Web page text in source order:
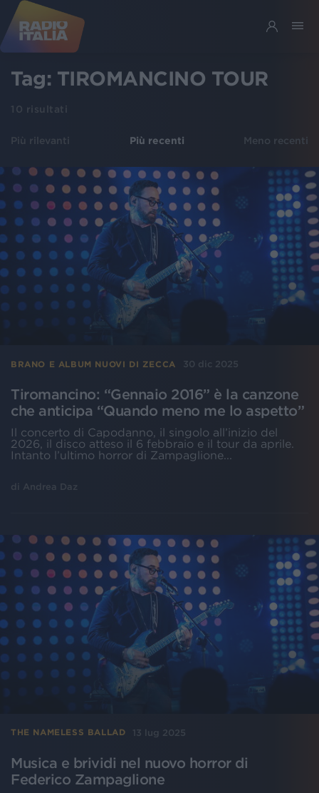
Tag: TIROMANCINO TOUR
10 risultati
Più rilevanti Più recenti Meno recenti
BRANO E ALBUM NUOVI DI ZECCA 30 dic 2025
Tiromancino: “Gennaio 2016” è la canzone
che anticipa “Quando meno me lo aspetto”
Il concerto di Capodanno, il singolo all’inizio del
2026, il disco atteso il 6 febbraio e il tour da aprile.
Intanto l’ultimo horror di Zampaglione...
di Andrea Daz
THE NAMELESS BALLAD 13 lug 2025
Musica e brividi nel nuovo horror di
Federico Zampaglione